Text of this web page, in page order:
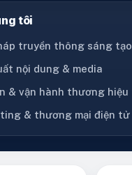
tôi
truyền thông sáng tạo
nội dung & media
& vận hành thương hiệu
& thương mại điện tử